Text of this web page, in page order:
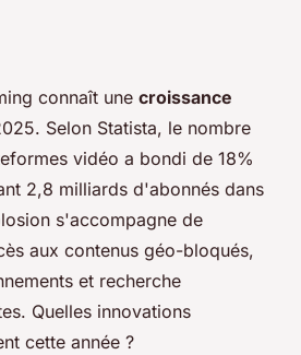
du streaming
2025
•7 min de lecture
connaît une croissance
Selon Statista, le nombre
vidéo a bondi de 18%
2,8 milliards d'abonnés dans
s'accompagne de
aux contenus géo-bloqués,
et recherche
Quelles innovations
cette année ?